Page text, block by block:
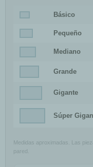
Básico
Pequeño
Mediano
Grande
Gigante
Súper
Medidas aproximadas. Las
pared.